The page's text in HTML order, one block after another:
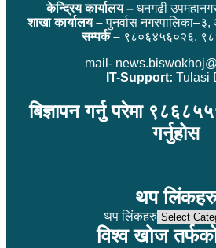
केन्द्रिय कार्यालय – धनगढी
शाखा कार्यालय –पुनर्वास
सम्पर्क –९८०६४५६०२६,
mail-
IT-Support: Tulasi
बिज्ञापन गर्नु परेमा
गर्नुहोस
थप
थप लिंकहरु
विश्व खोज